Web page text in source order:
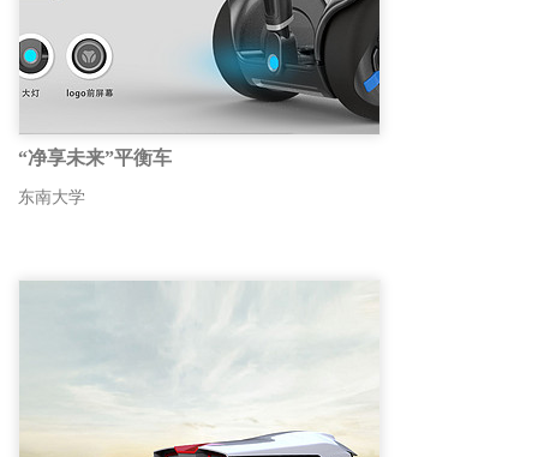
“净享未来”平衡车
东南大学